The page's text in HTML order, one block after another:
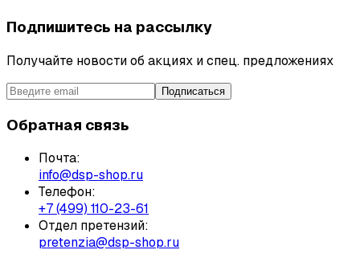
Подпишитесь на рассылку
Получайте новости об акциях и спец. предложениях
Подписаться
Обратная связь
Почта:
info@dsp-shop.ru
Телефон:
+7 (499) 110-23-61
Отдел претензий:
pretenzia@dsp-shop.ru